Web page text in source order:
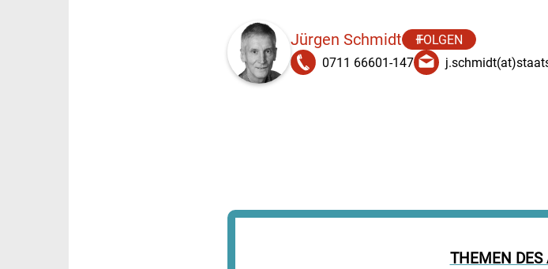
THEMEN DES
Jürgen Schmidt
FOLGEN
0711 66601-147